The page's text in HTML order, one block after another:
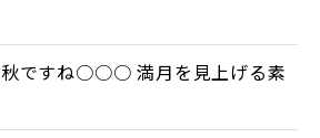
秋ですね○○○ 満月を見上げる素